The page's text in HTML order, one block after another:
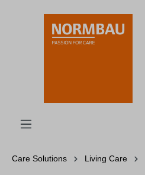
springen
Care Solutions Living Care